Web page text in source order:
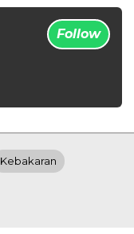
Follow
Kebakaran